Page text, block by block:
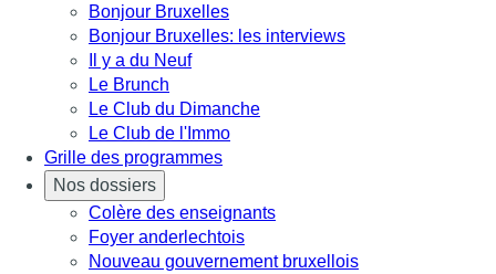
Bonjour Bruxelles
Bonjour Bruxelles: les interviews
Il y a du Neuf
Le Brunch
Le Club du Dimanche
Le Club de l'Immo
Grille des programmes
Nos dossiers
Colère des enseignants
Foyer anderlechtois
Nouveau gouvernement bruxellois